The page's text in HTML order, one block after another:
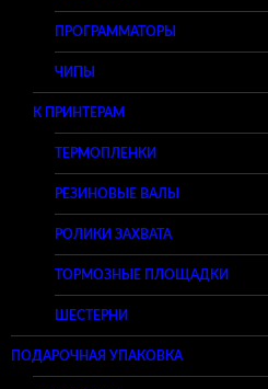
ПРОГРАММАТОРЫ
ЧИПЫ
К ПРИНТЕРАМ
ТЕРМОПЛЕНКИ
РЕЗИНОВЫЕ ВАЛЫ
РОЛИКИ ЗАХВАТА
ТОРМОЗНЫЕ ПЛОЩАДКИ
ШЕСТЕРНИ
ПОДАРОЧНАЯ УПАКОВКА